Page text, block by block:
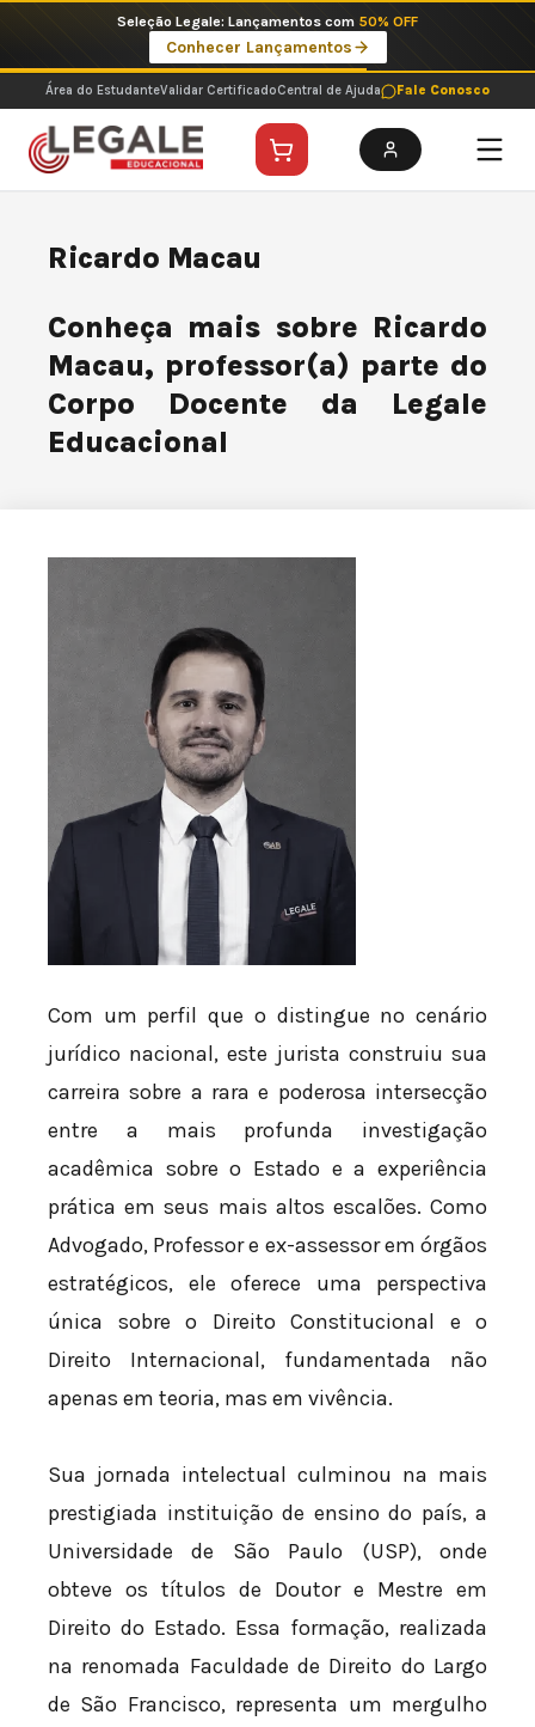
o
conteúdo
Seleção Legale: Lançamentos com 50% OFF
Conhecer Lançamentos
Área do EstudanteValidar CertificadoCentral de Ajuda Fale Conosco
Ricardo Macau
Conheça mais sobre Ricardo
Macau, professor(a) parte do
Corpo Docente da Legale
Educacional
Com um perfil que o distingue no cenário
jurídico nacional, este jurista construiu sua
carreira sobre a rara e poderosa intersecção
entre a mais profunda investigação
acadêmica sobre o Estado e a experiência
prática em seus mais altos escalões. Como
Advogado, Professor e ex-assessor em órgãos
estratégicos, ele oferece uma perspectiva
única sobre o Direito Constitucional e o
Direito Internacional, fundamentada não
apenas em teoria, mas em vivência.
Sua jornada intelectual culminou na mais
prestigiada instituição de ensino do país, a
Universidade de São Paulo (USP), onde
obteve os títulos de Doutor e Mestre em
Direito do Estado. Essa formação, realizada
na renomada Faculdade de Direito do Largo
de São Francisco, representa um mergulho